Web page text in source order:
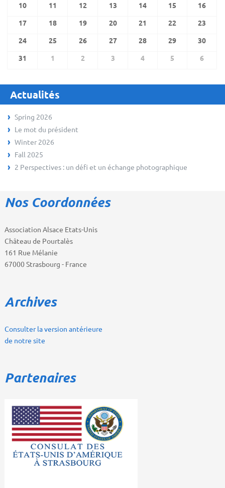
10
11 12 13 14 15
16
17
18 19 20 21 22
23
24
25 26 27 28 29
30
31
1 2 3 4 5 6
Actualités
Spring 2026
Le mot du président
Winter 2026
Fall 2025
2 Perspectives : un défi et un échange photographique
Nos Coordonnées
Association Alsace Etats-Unis
Château de Pourtalès
161 Rue Mélanie
67000 Strasbourg - France
Archives
Consulter la version antérieure
de notre site
Partenaires